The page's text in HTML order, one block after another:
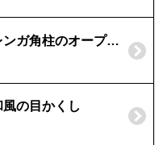
奈良県宇陀市：レンガ角柱のオープン外構｜シマトネリコとボックスウッドの生垣
風の目かくし